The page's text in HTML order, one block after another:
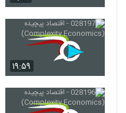
212
(Environmental Management)
۵۲۰ بازدید
214
(Environmental Management)
۴۸۵ بازدید
۱۹:۵۹